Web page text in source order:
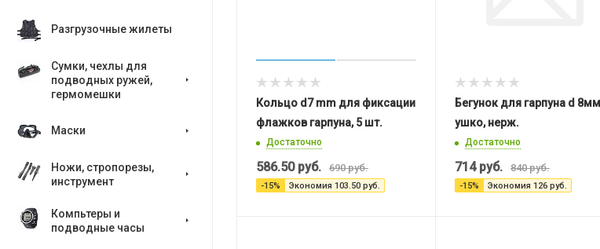
Разгрузочные жилеты
Сумки, чехлы для
подводных ружей,
гермомешки
Маски
Ножи, стропорезы,
инструмент
Компьтеры и
подводные часы
Кольцо d7 mm для фиксации
флажков гарпуна, 5 шт.
Достаточно
586.50руб. 690руб.
-15% Экономия 103.50 руб.
Бегунок для гарпуна d
ушко, нерж.
Достаточно
714руб. 840руб.
-15% Экономия 126 руб.